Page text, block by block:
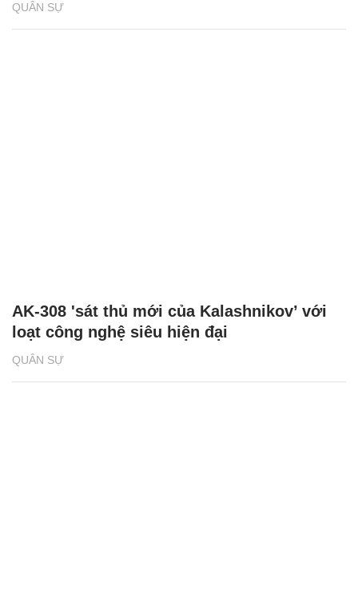
QUÂN SỰ
QUÂN SỰ
AK-308 'sát thủ mới của Kalashnikov’ với
loạt công nghệ siêu hiện đại